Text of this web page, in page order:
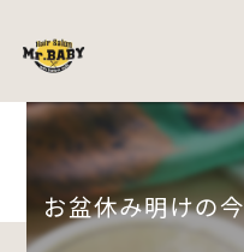
お盆休み明けの